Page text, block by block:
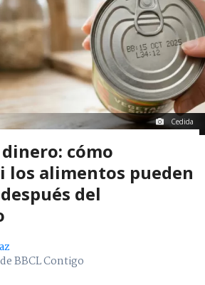
Cedida
cómo
los alimentos pueden
del
BBCL Contigo